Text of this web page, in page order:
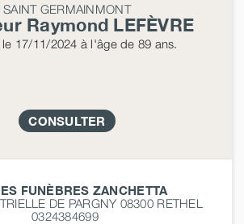
SAINT GERMAINMONT
Raymond LEFÈVRE
17/11/2024 à l'âge de 89 ans.
CONSULTER
FUNÈBRES ZANCHETTA
DE PARGNY 08300 RETHEL
0324384699